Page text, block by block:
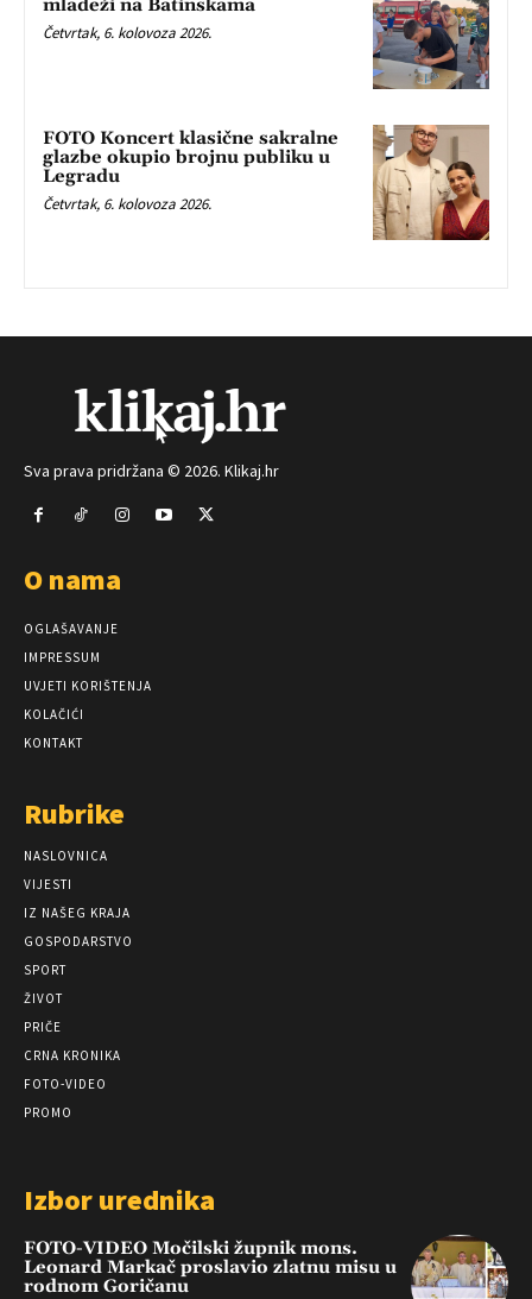
mladeži na Batinskama
Četvrtak, 6. kolovoza 2026.
FOTO Koncert klasične sakralne
glazbe okupio brojnu publiku u
Legradu
Četvrtak, 6. kolovoza 2026.
Sva prava pridržana © 2026. Klikaj.hr
O nama
OGLAŠAVANJE
IMPRESSUM
UVJETI KORIŠTENJA
KOLAČIĆI
KONTAKT
Rubrike
NASLOVNICA
VIJESTI
IZ NAŠEG KRAJA
GOSPODARSTVO
SPORT
ŽIVOT
PRIČE
CRNA KRONIKA
FOTO-VIDEO
PROMO
Izbor urednika
FOTO-VIDEO Močilski župnik mons.
Leonard Markač proslavio zlatnu misu u
rodnom Goričanu